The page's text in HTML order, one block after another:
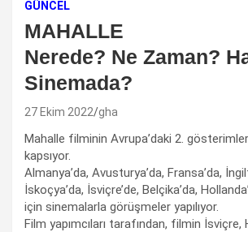
GÜNCEL
MAHALLE
Nerede? Ne Zaman?
Sinemada?
27 Ekim 2022 gha
Mahalle filminin Avrupa’daki 2.
kapsıyor.
Almanya’da, Avusturya’da, Fransa’da,
İskoçya’da, İsviçre’de, Belçika’da,
için sinemalarla görüşmeler yapılıyor.
Film yapımcıları tarafından, filmin İsviçre,